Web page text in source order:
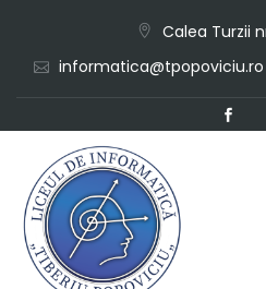
content
Calea Turzii
informatica@tpopoviciu.ro